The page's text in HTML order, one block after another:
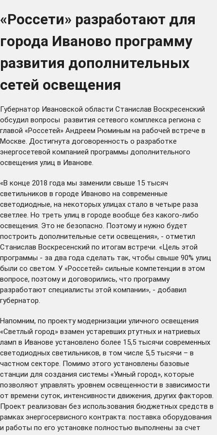
«Россети» разработают для
города Иваново программу
развития дополнительных
сетей освещения
Губернатор Ивановской области Станислав Воскресенский
обсудил вопросы развития сетевого комплекса региона с
главой «Россетей» Андреем Рюминым на рабочей встрече в
Москве. Достигнута договоренность о разработке
энергосетевой компанией программы дополнительного
освещения улиц в Иванове.
«В конце 2018 года мы заменили свыше 15 тысяч
светильников в городе Иваново на современные
светодиодные, на некоторых улицах стало в четыре раза
светлее. Но треть улиц в городе вообще без какого-либо
освещения. Это не безопасно. Поэтому и нужно будет
построить дополнительные сети освещения», - отметил
Станислав Воскресенский по итогам встречи. «Цель этой
программы - за два года сделать так, чтобы свыше 90% улиц
были со светом. У «Россетей» сильные компетенции в этом
вопросе, поэтому и договорились, что программу
разработают специалисты этой компании», - добавил
губернатор.
Напомним, по проекту модернизации уличного освещения
«Светлый город» взамен устаревших ртутных и натриевых
ламп в Иванове установлено более 15,5 тысячи современных
светодиодных светильников, в том числе 5,5 тысячи – в
частном секторе. Помимо этого установлены базовые
станции для создания системы «Умный город», которые
позволяют управлять уровнем освещенности в зависимости
от времени суток, интенсивности движения, других факторов.
Проект реализован без использования бюджетных средств в
рамках энергосервисного контракта: поставка оборудования
и работы по его установке полностью выполнены за счет